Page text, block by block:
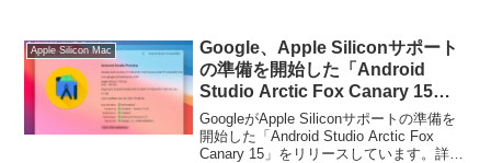
Apple Silicon Mac
Google、Apple Siliconサポート
の準備を開始した「Android
Studio Arctic Fox Canary 15」
をリリース。
GoogleがApple Siliconサポートの準備を
開始した「Android Studio Arctic Fox
Canary 15」をリリースしています。詳細